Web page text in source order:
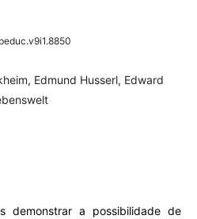
Edmund Husserl, Edward
demonstrar a possibilidade de